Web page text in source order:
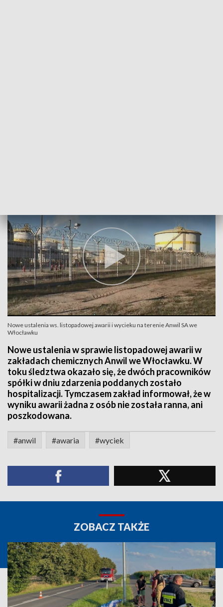
Nowe ustalenia ws. listopadowej awarii i wycieku na terenie Anwil SA we
Włocławku
Nowe ustalenia w sprawie listopadowej awarii w
zakładach chemicznych Anwil we Włocławku. W
toku śledztwa okazało się, że dwóch pracowników
spółki w dniu zdarzenia poddanych zostało
hospitalizacji. Tymczasem zakład informował, że w
wyniku awarii żadna z osób nie została ranna, ani
poszkodowana.
#anwil #awaria #wyciek
ZOBACZ TAKŻE